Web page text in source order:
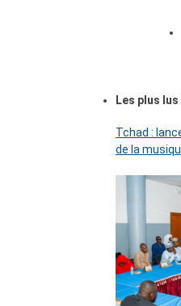
Les plus lus
Tchad :
de la